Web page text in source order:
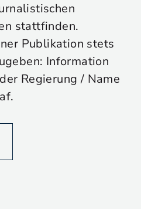
stattfinden.
Publikation stets
Information
Regierung / Name